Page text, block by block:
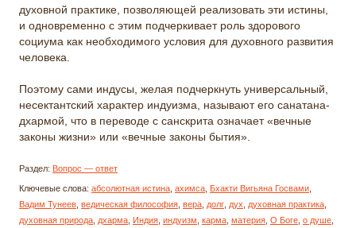
духовной практике, позволяющей реализовать эти истины,
и одновременно с этим подчеркивает роль здорового
социума как необходимого условия для духовного развития
человека.
Поэтому сами индусы, желая подчеркнуть универсальный,
несектантский характер индуизма, называют его санатана-
дхармой, что в переводе с санскрита означает «вечные
законы жизни» или «вечные законы бытия».
Раздел: Вопрос — ответ
Ключевые слова: абсолютная истина ахимса Бхакти Вигьяна Госвами
Вадим Тунеев ведическая философия вера долг дух духовная практика
духовная природа дхарма Индия индуизм карма материя О Боге о душе